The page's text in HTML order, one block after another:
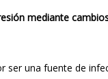
mediante
una fuente de